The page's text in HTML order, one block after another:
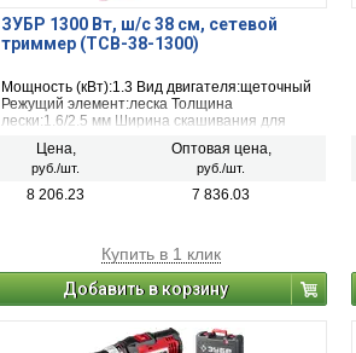
ЗУБР 1300 Вт, ш/с 38 см, сетевой
триммер (ТCB-38-1300)
Мощность (кВт):1.3 Вид двигателя:щеточный
Режущий элемент:леска Толщина
лески:1.6/2.5 мм Ширина скашивания для
для лески:380 мм Ширина скашивания для
ножа:не применимо мм
Цена,
руб./шт.
Оптовая цена,
руб./шт.
8 206.23 7 836.03
Купить в 1 клик
Добавить в корзину